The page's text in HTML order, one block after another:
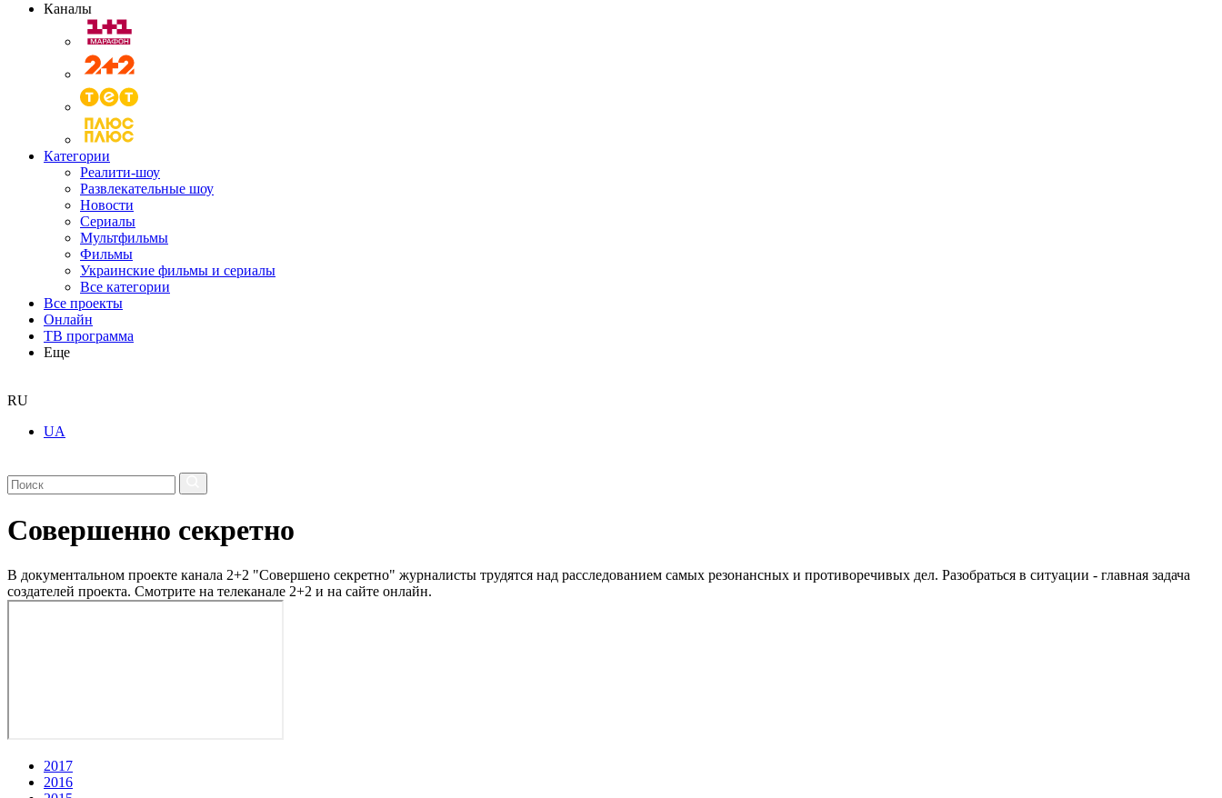
Каналы
Категории
Реалити-шоу
Развлекательные шоу
Новости
Сериалы
Мультфильмы
Фильмы
Украинские фильмы и сериалы
Все категории
Все проекты
Онлайн
ТВ программа
Еще
RU
UA
Совершенно секретно
В документальном проекте канала 2+2 "Совершено секретно" журналисты трудятся над расследованием самых резонансных и противоречивых дел. Разобраться в ситуации - главная задача
создателей проекта. Смотрите на телеканале 2+2 и на сайте онлайн.
2017
2016